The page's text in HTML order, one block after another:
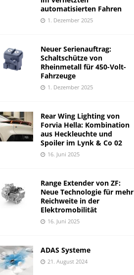
automatisierten Fahren
1. Dezember 2025
Neuer Serienauftrag:
Schaltschütze von
Rheinmetall für 450-Volt-
Fahrzeuge
1. Dezember 2025
Rear Wing Lighting von
Forvia Hella: Kombination
aus Heckleuchte und
Spoiler im Lynk & Co 02
16. Juni 2025
Range Extender von ZF:
Neue Technologie für mehr
Reichweite in der
Elektromobilität
16. Juni 2025
ADAS Systeme
21. August 2024